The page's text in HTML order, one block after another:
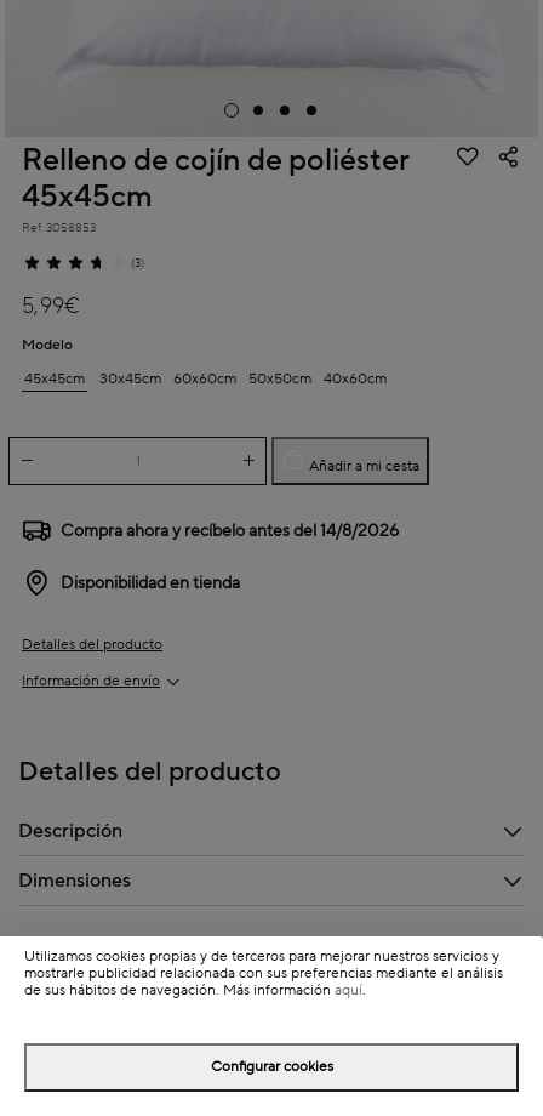
Relleno de cojín de poliéster
45x45cm
Ref. 3058853
5 out of 5 Customer Rating
(3)
5,99€
Modelo
45x45cm
30x45cm 60x60cm 50x50cm 40x60cm
Añadir a mi cesta
Compra ahora y recíbelo antes del14/8/2026
Disponibilidad en tienda
Detalles del producto
Información de envío
Detalles del producto
Descripción
Dimensiones
Utilizamos cookies propias y de terceros para mejorar nuestros servicios y
mostrarle publicidad relacionada con sus preferencias mediante el análisis
de sus hábitos de navegación. Más información aquí.
Configurar cookies